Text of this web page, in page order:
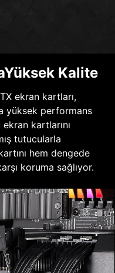
Kalite
ekran kartları,
yüksek performans
kartlarını
tutucularla
hem dengede
koruma sağlıyor.